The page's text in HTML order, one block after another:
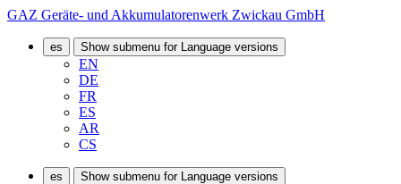
GAZ Geräte- und Akkumulatorenwerk Zwickau GmbH
es Show submenu for Language versions
EN
DE
FR
ES
AR
CS
es Show submenu for Language versions